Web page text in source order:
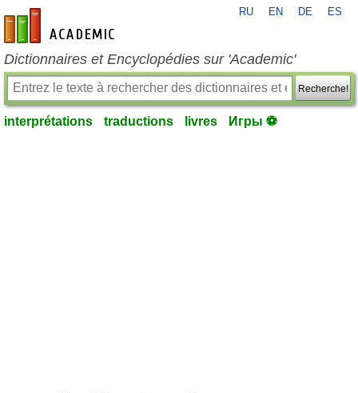
fr-academic.com
RU EN DE ES
Dictionnaires et Encyclopédies sur 'Academic'
Recherche!
interprétations traductions livres Игры ⚽